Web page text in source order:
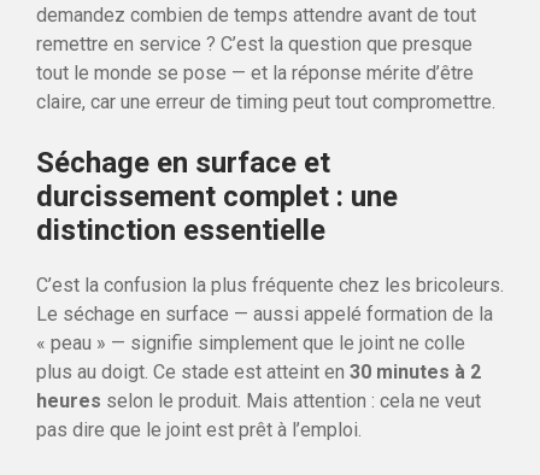
demandez combien de temps attendre avant de tout
remettre en service ? C’est la question que presque
tout le monde se pose — et la réponse mérite d’être
claire, car une erreur de timing peut tout compromettre.
Séchage en surface et
durcissement complet : une
distinction essentielle
C’est la confusion la plus fréquente chez les bricoleurs.
Le séchage en surface — aussi appelé formation de la
« peau » — signifie simplement que le joint ne colle
plus au doigt. Ce stade est atteint en 30 minutes à 2
heures selon le produit. Mais attention : cela ne veut
pas dire que le joint est prêt à l’emploi.